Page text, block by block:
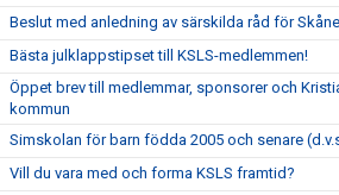
Beslut med anledning av särskilda råd för
Bästa julklappstipset till KSLS-medlemmen!
Öppet brev till medlemmar, sponsorer och
kommun
Simskolan för barn födda 2005 och senare
Vill du vara med och forma KSLS framtid?